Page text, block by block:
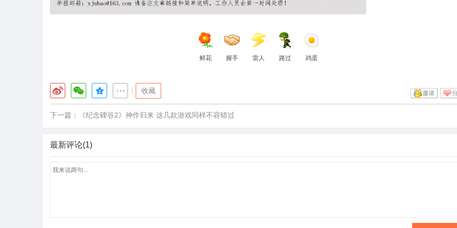
鲜花 握手 雷人 路过 鸡蛋
收藏 邀请
下一篇： 《纪念碑谷2》神作归来 这几款游戏同样不容错过
最新评论(1)